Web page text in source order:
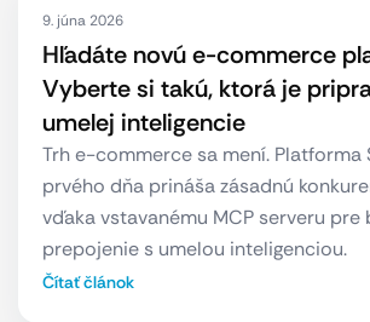
9. júna 2026
Hľadáte novú e-commerce
Vyberte si takú, ktorá je
umelej inteligencie
Trh e-commerce sa mení. Platforma
prvého dňa prináša zásadnú
vďaka vstavanému MCP serveru pre
prepojenie s umelou inteligenciou.
Čítať článok